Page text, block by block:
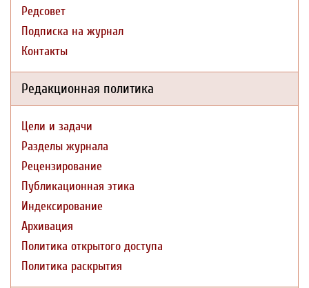
Редсовет
Подписка на журнал
Контакты
Редакционная политика
Цели и задачи
Разделы журнала
Рецензирование
Публикационная этика
Индексирование
Архивация
Политика открытого доступа
Политика раскрытия